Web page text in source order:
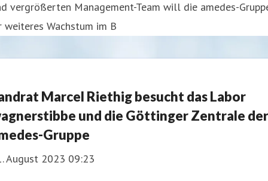
vergrößerten Management-Team will die amedes-
weiteres Wachstum im B
Marcel Riethig besucht das Labor
und die Göttinger Zentrale der
Gruppe
August 2023 09:23